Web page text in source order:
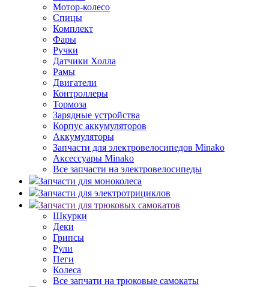
Мотор-колесо
Спицы
Комплект
Фары
Ручки
Датчики Холла
Рамы
Двигатели
Контроллеры
Тормоза
Зарядные устройства
Корпус аккумуляторов
Аккумуляторы
Запчасти для электровелосипедов Minako
Аксессуары Minako
Все запчасти на электровелосипеды
Запчасти для моноколеса
Запчасти для электротрициклов
Запчасти для трюковых самокатов
Шкурки
Деки
Грипсы
Рули
Пеги
Колеса
Все запчати на трюковые самокаты